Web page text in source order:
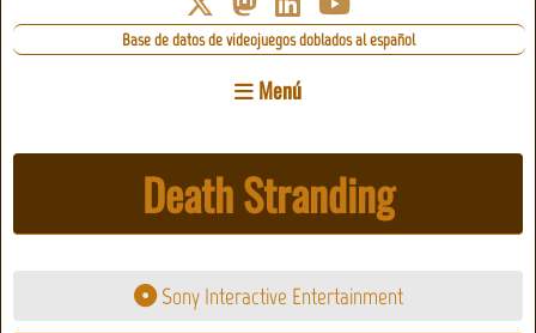
Base de datos de videojuegos doblados al español
Menú
Death Stranding
Sony Interactive Entertainment